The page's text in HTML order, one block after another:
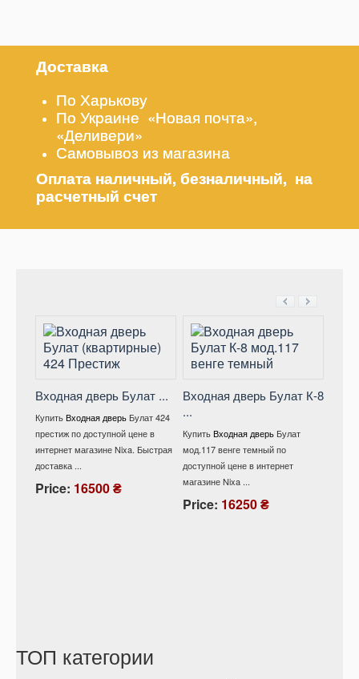
Доставка
По Харькову
По Украине «Новая почта»,
«Деливери»
Самовывоз из магазина
Оплата наличный, безналичный, на
расчетный счет
Входная дверь Булат ...
Купить Входная дверьБулат 424
престиж по доступной цене в
интернет магазине Nixa. Быстрая
доставка ...
Price: 16500 ₴
Входная дверь Булат К-8
...
Купить Входная дверьБулат
мод.117 венге темный по
доступной цене в интернет
магазине Nixa ...
Price: 16250 ₴
ТОП категории